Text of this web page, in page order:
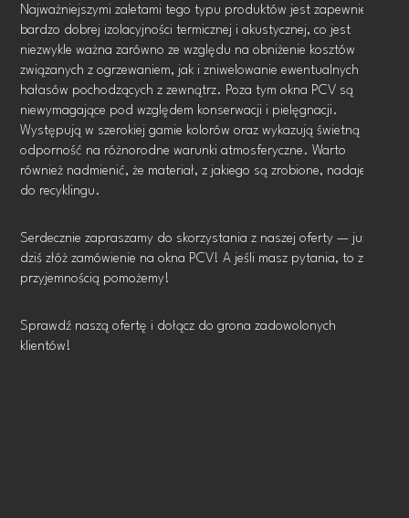
Najważniejszymi zaletami tego typu produktów jest zapewnienie
bardzo dobrej izolacyjności termicznej i akustycznej, co jest
niezwykle ważna zarówno ze względu na obniżenie kosztów
związanych z ogrzewaniem, jak i zniwelowanie ewentualnych
hałasów pochodzących z zewnątrz. Poza tym okna PCV są
niewymagające pod względem konserwacji i pielęgnacji.
Występują w szerokiej gamie kolorów oraz wykazują świetną
odporność na różnorodne warunki atmosferyczne. Warto
również nadmienić, że materiał, z jakiego są zrobione, nadaje się
do recyklingu.
Serdecznie zapraszamy do skorzystania z naszej oferty — już
dziś złóż zamówienie na okna PCV! A jeśli masz pytania, to z
przyjemnością pomożemy!
Sprawdź naszą ofertę i dołącz do grona zadowolonych
klientów!